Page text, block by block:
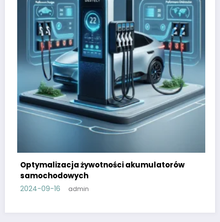
Optymalizacja żywotności akumulatorów
samochodowych
2024-09-16 admin